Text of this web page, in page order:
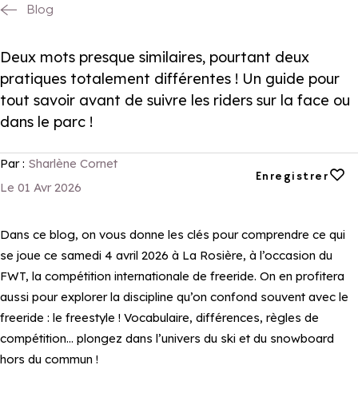
Blog
Deux mots presque similaires, pourtant deux
pratiques totalement différentes ! Un guide pour
tout savoir avant de suivre les riders sur la face ou
dans le parc !
Par : Sharlène Cornet
Le 01 Avr 2026
Enregistrer
Ajouter aux
Dans ce blog, on vous donne les clés pour comprendre ce qui
se joue ce samedi 4 avril 2026 à La Rosière, à l’occasion du
FWT, la compétition internationale de freeride. On en profitera
aussi pour explorer la discipline qu’on confond souvent avec le
freeride : le freestyle ! Vocabulaire, différences, règles de
compétition… plongez dans l’univers du ski et du snowboard
hors du commun !